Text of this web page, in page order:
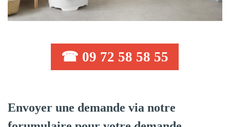
☎ 09 72 58 58 55
Envoyer une demande via notre